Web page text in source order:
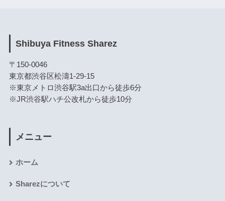
Shibuya Fitness Sharez
〒150-0046
東京都渋谷区松濤1-29-15
※東京メトロ渋谷駅3a出口から徒歩6分
※JR渋谷駅ハチ公改札から徒歩10分
メニュー
ホーム
Sharezについて